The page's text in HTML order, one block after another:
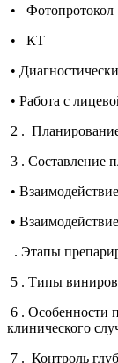
• Фотопротокол
• КТ
•
• Работа с
2 .
3 . Составление
•
•
. Этапы
5 . Типы виниров
6 . Особенности
клинического
7 . Контроль